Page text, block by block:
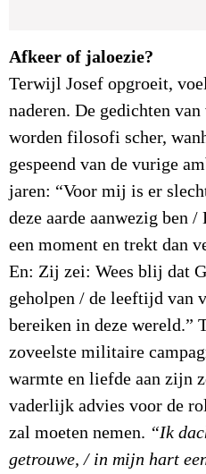
Afkeer of jaloezie?
Terwijl Josef opgroeit,
naderen. De gedichten
worden filosofi scher,
gespeend van de vurige
jaren: “Voor mij is er
deze aarde aanwezig ben
een moment en trekt dan
En: Zij zei: Wees blij dat
geholpen / de leeftijd van
bereiken in deze wereld.”
zoveelste militaire
warmte en liefde aan zijn
vaderlijk advies voor de
zal moeten nemen. “Ik
getrouwe, / in mijn hart